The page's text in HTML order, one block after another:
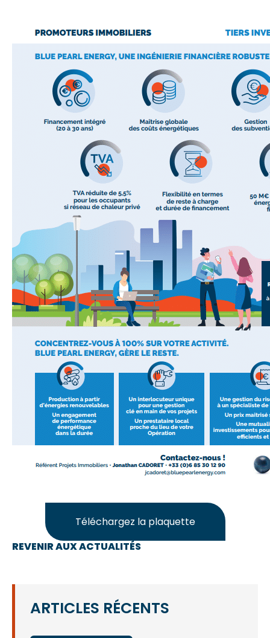
Téléchargez la plaquette
REVENIR AUX ACTUALITÉS
ARTICLES RÉCENTS